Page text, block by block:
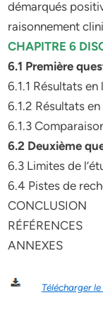
démarqués
raisonnement
CHAPITRE 6
6.1 Première
6.1.1 Résultats
6.1.2 Résultats
6.1.3
6.2 Deuxième
6.3 Limites de
6.4 Pistes de
CONCLUSION
RÉFÉRENCES
ANNEXES
Télécharger